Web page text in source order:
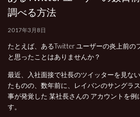
調べる方法
2017年3月8日
たとえば、あるTwitter ユーザーの炎上前の
と思ったことはありませんか？
最近、入社面接で社長のツイッターを見な
たものの、数年前に、レイバンのサングラ
事が発覚した 某社長さんの アカウントを例
す。